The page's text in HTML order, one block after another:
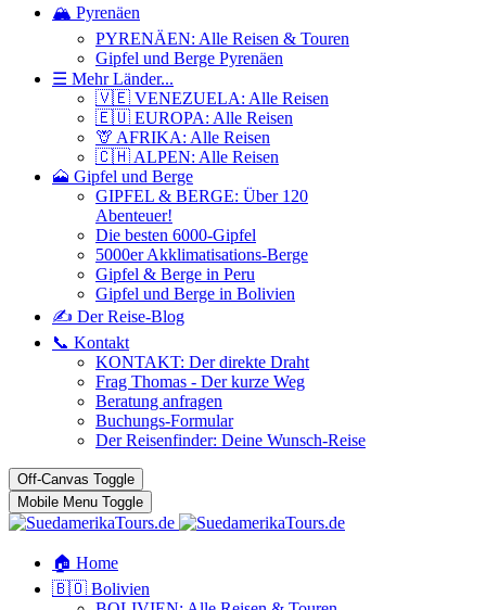
🏔️ Pyrenäen
PYRENÄEN: Alle Reisen & Touren
Gipfel und Berge Pyrenäen
☰ Mehr Länder...
🇻🇪 VENEZUELA: Alle Reisen
🇪🇺 EUROPA: Alle Reisen
🦒 AFRIKA: Alle Reisen
🇨🇭 ALPEN: Alle Reisen
🗻 Gipfel und Berge
GIPFEL & BERGE: Über 120
Abenteuer!
Die besten 6000-Gipfel
5000er Akklimatisations-Berge
Gipfel & Berge in Peru
Gipfel und Berge in Bolivien
✍️ Der Reise-Blog
📞 Kontakt
KONTAKT: Der direkte Draht
Frag Thomas - Der kurze Weg
Beratung anfragen
Buchungs-Formular
Der Reisenfinder: Deine Wunsch-Reise
Off-Canvas Toggle
Mobile Menu Toggle
🏠 Home
🇧🇴 Bolivien